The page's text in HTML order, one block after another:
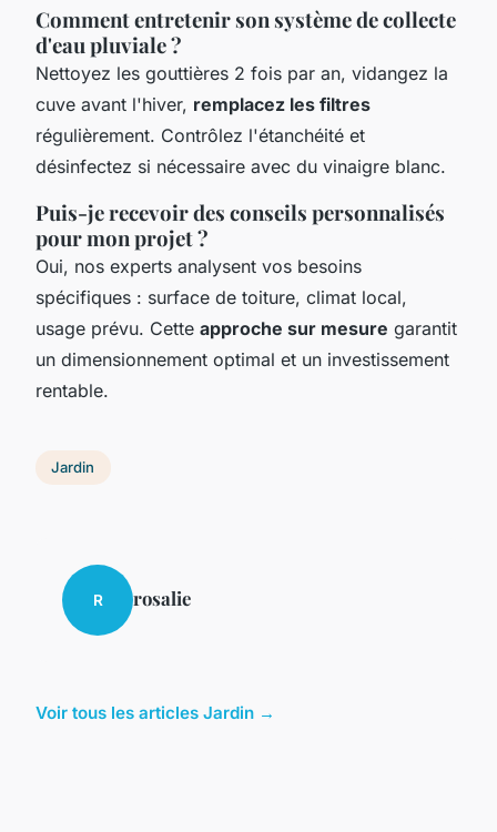
Comment entretenir son système de collecte
d'eau pluviale ?
Nettoyez les gouttières 2 fois par an, vidangez la
cuve avant l'hiver, remplacez les filtres
régulièrement. Contrôlez l'étanchéité et
désinfectez si nécessaire avec du vinaigre blanc.
Puis-je recevoir des conseils personnalisés
pour mon projet ?
Oui, nos experts analysent vos besoins
spécifiques : surface de toiture, climat local,
usage prévu. Cette approche sur mesure garantit
un dimensionnement optimal et un investissement
rentable.
Jardin
R rosalie
Voir tous les articles Jardin →